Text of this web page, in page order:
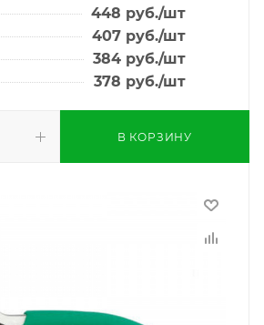
448 руб./шт
407 руб./шт
384 руб./шт
378 руб./шт
В КОРЗИНУ